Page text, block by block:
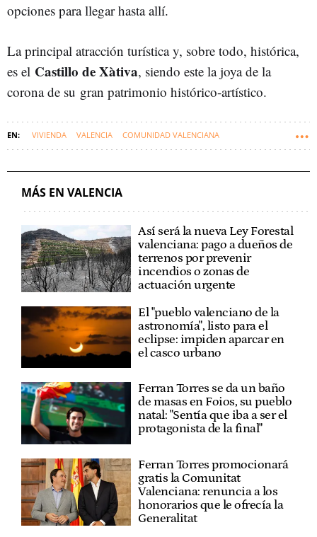
opciones para llegar hasta allí.
La principal atracción turística y, sobre todo, histórica,
es el Castillo de Xàtiva, siendo este la joya de la
corona de su gran patrimonio histórico-artístico.
VIVIENDA VALENCIA COMUNIDAD VALENCIANA
MÁS EN VALENCIA
Así será la nueva Ley Forestal
valenciana: pago a dueños de
terrenos por prevenir
incendios o zonas de
actuación urgente
El "pueblo valenciano de la
astronomía", listo para el
eclipse: impiden aparcar en
el casco urbano
Ferran Torres se da un baño
de masas en Foios, su pueblo
natal: "Sentía que iba a ser el
protagonista de la final"
Ferran Torres promocionará
gratis la Comunitat
Valenciana: renuncia a los
honorarios que le ofrecía la
Generalitat